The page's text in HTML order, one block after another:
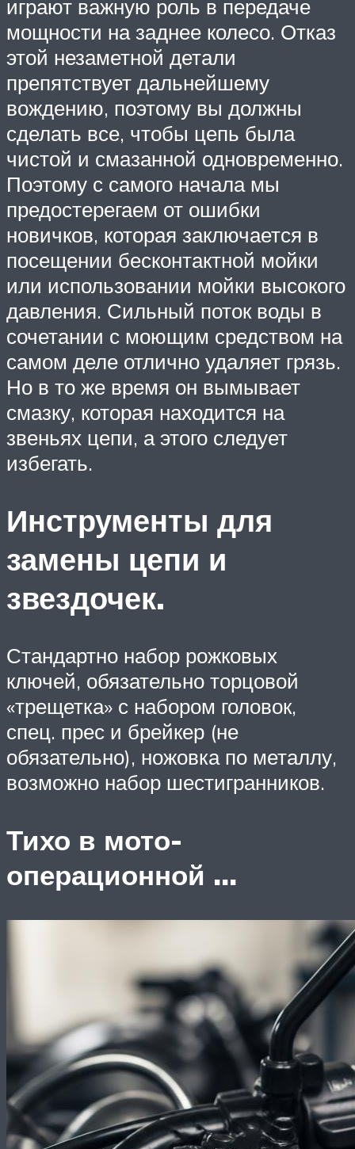
играют важную роль в передаче
мощности на заднее колесо. Отказ
этой незаметной детали
препятствует дальнейшему
вождению, поэтому вы должны
сделать все, чтобы цепь была
чистой и смазанной одновременно.
Поэтому с самого начала мы
предостерегаем от ошибки
новичков, которая заключается в
посещении бесконтактной мойки
или использовании мойки высокого
давления. Сильный поток воды в
сочетании с моющим средством на
самом деле отлично удаляет грязь.
Но в то же время он вымывает
смазку, которая находится на
звеньях цепи, а этого следует
избегать.
Инструменты для
замены цепи и
звездочек.
Стандартно набор рожковых
ключей, обязательно торцовой
«трещетка» с набором головок,
спец. прес и брейкер (не
обязательно), ножовка по металлу,
возможно набор шестигранников.
Тихо в мото-
операционной …